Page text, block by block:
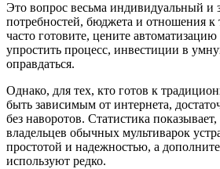
Это вопрос весьма индивидуальный и
потребностей, бюджета и отношения
часто готовите, цените
упростить процесс, инвестиции в
оправдаться.
Однако, для тех, кто готов к
быть зависимым от интернета,
без наворотов. Статистика
владельцев обычных мультиварок
простотой и надежностью, а
используют редко.